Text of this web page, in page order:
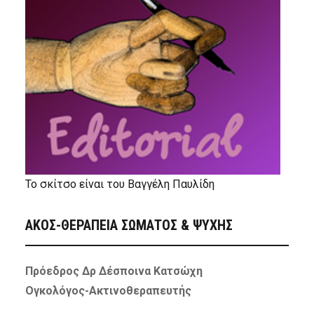
Το σκίτσο είναι του Βαγγέλη Παυλίδη
ΑΚΟΣ-ΘΕΡΑΠΕΙΑ ΣΩΜΑΤΟΣ & ΨΥΧΗΣ
Πρόεδρος Δρ Δέσποινα Κατσώχη
Ογκολόγος-Ακτινοθεραπευτής